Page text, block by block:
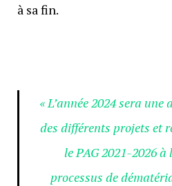
à sa fin.
« L’année 2024 sera
des différents projets et
le PAG 2021-2026 à
processus de